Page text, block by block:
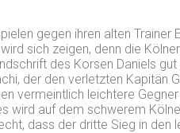
gegen ihren alten
sich zeigen, denn die
des Korsen Daniels
der den verletzten
vermeintlich leichtere
wird auf dem schwerem
dass der dritte Sieg in den